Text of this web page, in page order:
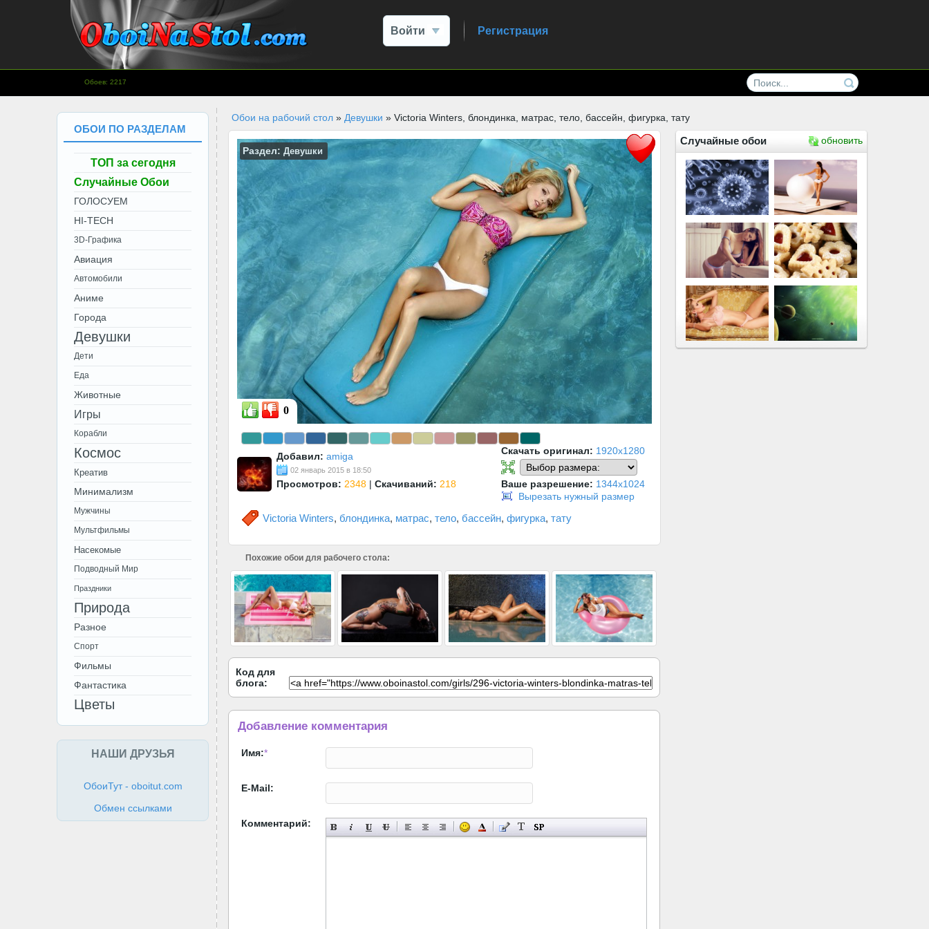
www.OboiNaStol.com - Обои на
Войти Регистрация
Обоев: 2217
Обои на рабочий стол » Девушки » Victoria Winters, блондинка, матрас, тело, бассейн, фигурка, тату
Victoria Winters, блондинка, матрас, тело, бассейн, фигурка, тату
Добавил: amiga
02 январь 2015 в 18:50
Просмотров: 2348 | Скачиваний: 218
0
Скачать оригинал: 1920x1280
Ваше разрешение: 1344x1024
Вырезать нужный размер
Раздел: Девушки
Случайные обои обновить
Похожие обои для рабочего стола:
Код для
блога:
Добавление комментария
Имя:*
E-Mail:
Комментарий:
ОБОИ ПО РАЗДЕЛАМ
ТОП за сегодня
Случайные Обои
ГОЛОСУЕМ
HI-TECH
3D-Графика
Авиация
Автомобили
Аниме
Города
Девушки
Дети
Еда
Животные
Игры
Корабли
Космос
Креатив
Минимализм
Мужчины
Мультфильмы
Насекомые
Подводный Мир
Праздники
Природа
Разное
Спорт
Фильмы
Фантастика
Цветы
НАШИ ДРУЗЬЯ
ОбоиТут - oboitut.com
Обмен ссылками